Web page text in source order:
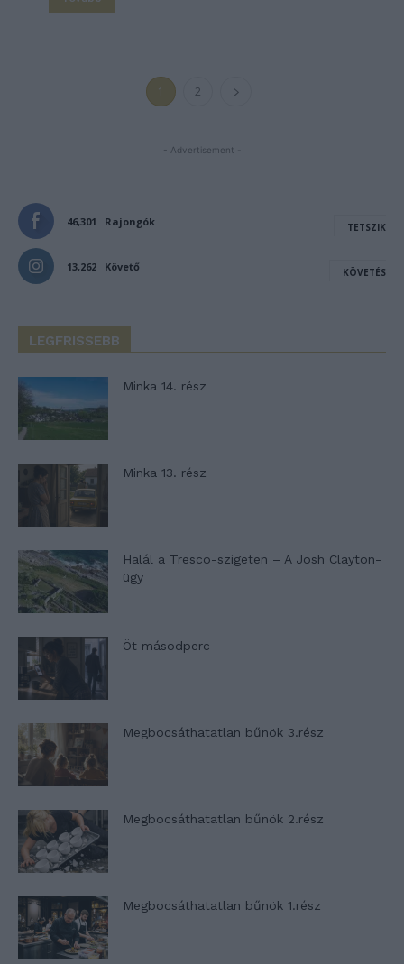
1 2
- Advertisement -
46,301 Rajongók TETSZIK
13,262 Követő KÖVETÉS
LEGFRISSEBB
Minka 14. rész
Minka 13. rész
Halál a Tresco-szigeten – A Josh Clayton-
ügy
Öt másodperc
Megbocsáthatatlan bűnök 3.rész
Megbocsáthatatlan bűnök 2.rész
Megbocsáthatatlan bűnök 1.rész